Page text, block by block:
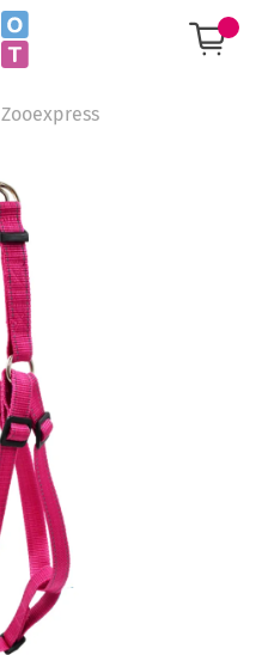
Zooexpress